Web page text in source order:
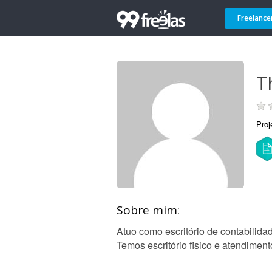
Sobre mim:
Atuo como escritório de
Temos escritório fisico e